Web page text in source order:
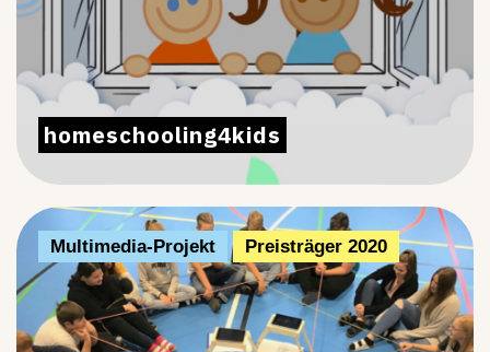
homeschooling4kids
Multimedia-Projekt Preisträger 2020